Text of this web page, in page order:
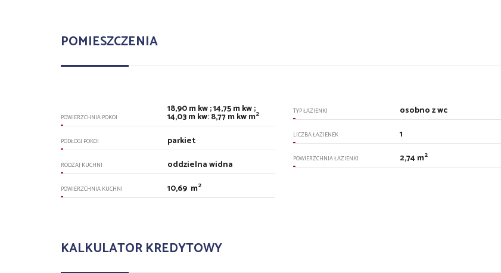
POMIESZCZENIA
POWIERZCHNIA POKOI
18,90 m kw ; 14,75 m kw ;
14,03 m kw: 8,77 m kw m2
PODŁOGI POKOI parkiet
RODZAJ KUCHNI oddzielna widna
POWIERZCHNIA KUCHNI 10,69 m2
TYP ŁAZIENKI osobno z wc
LICZBA ŁAZIENEK 1
POWIERZCHNIA ŁAZIENKI 2,74 m2
KALKULATOR KREDYTOWY